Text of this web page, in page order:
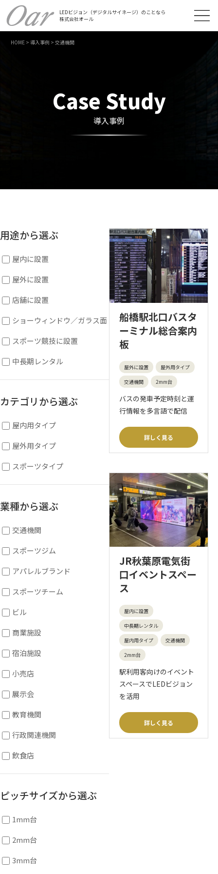
LEDビジョン（デジタルサイネージ）のことなら
株式会社オール
HOME >導入事例 >交通機関
Case Study
導入事例
船橋駅北口バスタ
ーミナル総合案内
板
屋外に設置
屋外用タイプ
交通機関
2mm台
バスの発車予定時刻と運
行情報を多言語で配信
詳しく見る
JR秋葉原電気街
口イベントスペー
ス
屋内に設置
中長期レンタル
屋内用タイプ
交通機関
2mm台
駅利用客向けのイベント
スペースでLEDビジョン
を活用
詳しく見る
用途から選ぶ
屋内に設置
屋外に設置
店舗に設置
ショーウィンドウ／ガラス面
スポーツ競技に設置
中長期レンタル
カテゴリから選ぶ
屋内用タイプ
屋外用タイプ
スポーツタイプ
業種から選ぶ
交通機関
スポーツジム
アパレルブランド
スポーツチーム
ビル
商業施設
宿泊施設
小売店
展示会
教育機関
行政関連機関
飲食店
ピッチサイズから選ぶ
1mm台
2mm台
3mm台